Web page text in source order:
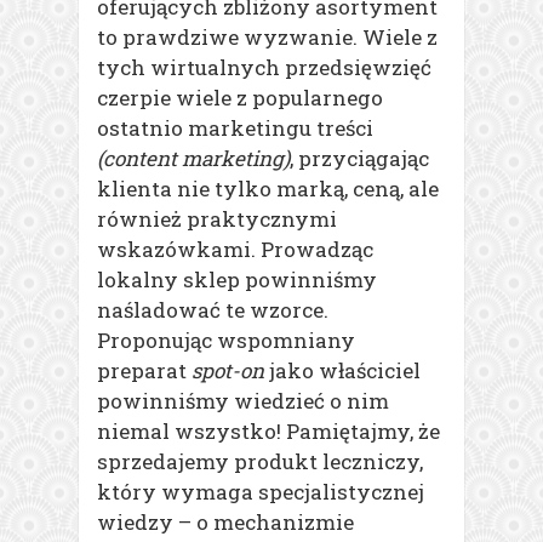
oferujących zbliżony asortyment
to prawdziwe wyzwanie. Wiele z
tych wirtualnych przedsięwzięć
czerpie wiele z popularnego
ostatnio marketingu treści
(content marketing), przyciągając
klienta nie tylko marką, ceną, ale
również praktycznymi
wskazówkami. Prowadząc
lokalny sklep powinniśmy
naśladować te wzorce.
Proponując wspomniany
preparat spot-onjako właściciel
powinniśmy wiedzieć o nim
niemal wszystko! Pamiętajmy, że
sprzedajemy produkt leczniczy,
który wymaga specjalistycznej
wiedzy – o mechanizmie